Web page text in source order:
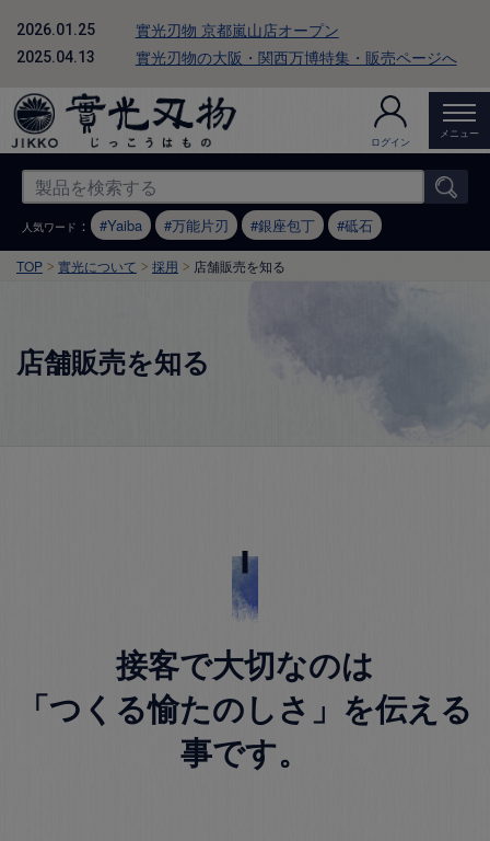
2026.01.25 實光刃物 京都嵐山店オープン
2025.04.13 實光刃物の大阪・関西万博特集・販売ページへ
ログイン
メニュー
人気ワード ： Yaiba 万能片刃 銀座包丁 砥石
TOP 實光について 採用 店舗販売を知る
店舗販売を知る
接客で大切なのは
「つくる愉たのしさ」を伝える
事です。